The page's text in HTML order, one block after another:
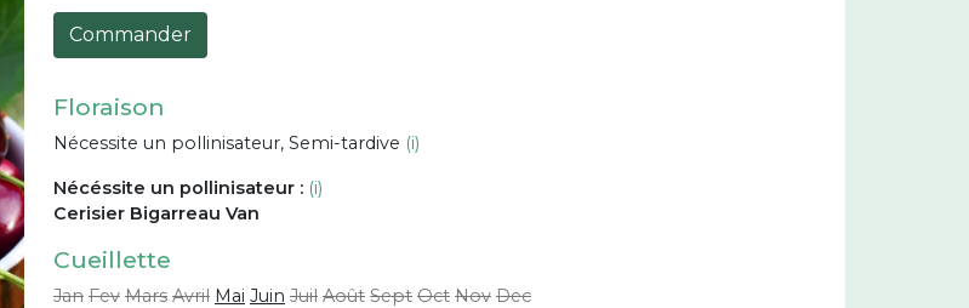
Commander
Floraison
Nécessite un pollinisateur, Semi-tardive (i)
Nécéssite un pollinisateur : (i)
Cerisier Bigarreau Van
Cueillette
Jan Fev Mars Avril Mai Juin Juil Août Sept Oct Nov Dec